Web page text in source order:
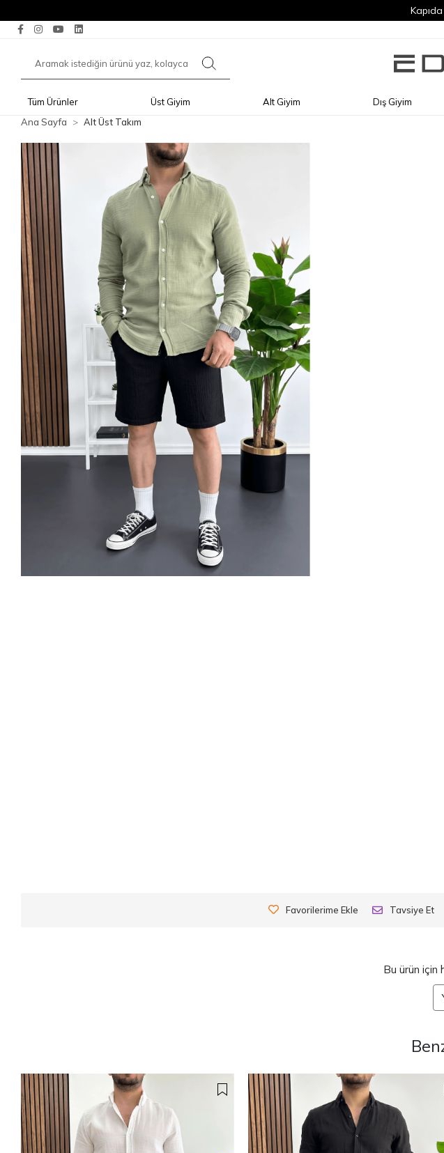
Tüm Ürünler Üst Giyim Alt Giyim Dış Giyim
Ana Sayfa
Alt Üst Takım
Favorilerime Ekle Tavsiye Et
Bu ürün için